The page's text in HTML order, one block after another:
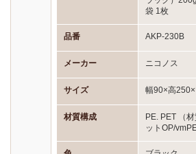
袋 1枚
品番 AKP-230B
メーカー ニコノス
サイズ 幅90×高
材質構成
PE. PET （
ットOP/